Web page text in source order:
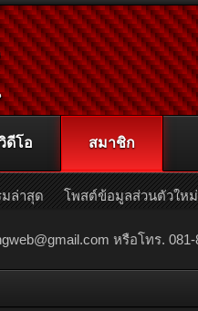
หรือโทร.
ดีโอ สมาชิก
ล่าสุด โพสต์ข้อมูลส่วนตัวใหม่